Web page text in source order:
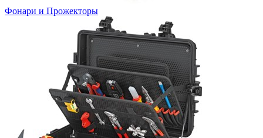
Фонари и Прожекторы